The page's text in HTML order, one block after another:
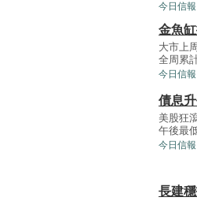
今日信報
金魚
大市上
全周累
今日信報
債息
美股狂
午後最
今日信報
長建